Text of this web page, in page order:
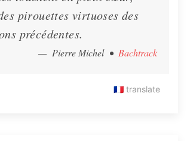
pirouettes virtuoses des
précédentes.
— Pierre Michel • Bachtrack
🇫🇷 translate